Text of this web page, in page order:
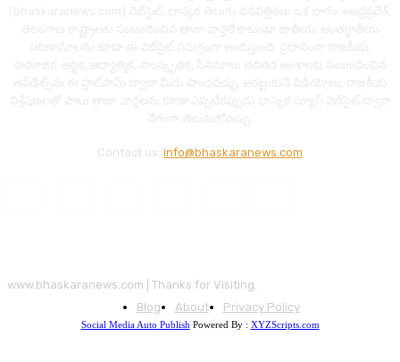
Contact us: info@bhaskaranews.com
www.bhaskaranews.com | Thanks for Visiting.
Blog
About Privacy Policy
Social Media Auto Publish Powered By : XYZScripts.com